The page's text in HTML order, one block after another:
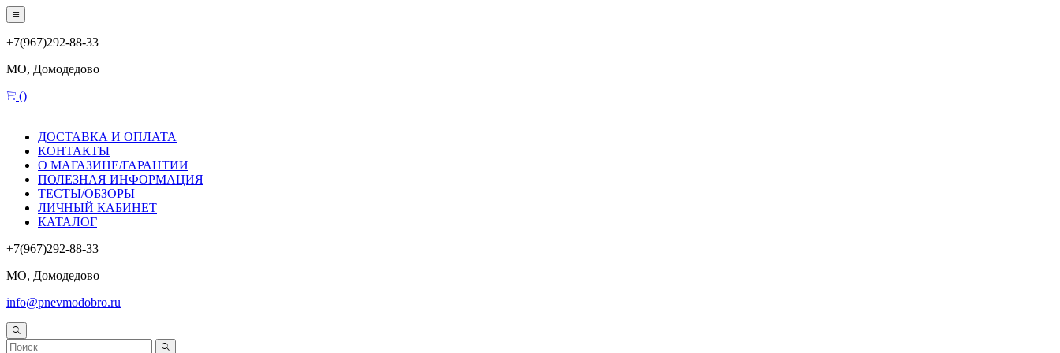
+7(967)292-88-33
МО, Домодедово
()
ДОСТАВКА И ОПЛАТА
КОНТАКТЫ
О МАГАЗИНЕ/ГАРАНТИИ
ПОЛЕЗНАЯ ИНФОРМАЦИЯ
ТЕСТЫ/ОБЗОРЫ
ЛИЧНЫЙ КАБИНЕТ
КАТАЛОГ
+7(967)292-88-33
МО, Домодедово
info@pnevmodobro.ru